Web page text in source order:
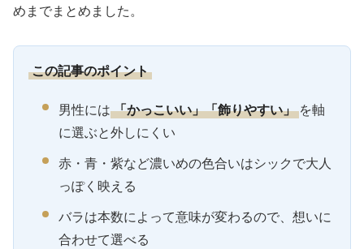
めまでまとめました。
この記事のポイント
男性には「かっこいい」「飾りやすい」 を軸
に選ぶと外しにくい
赤・青・紫など濃いめの色合いはシックで大人
っぽく映える
バラは本数によって意味が変わるので、想いに
合わせて選べる